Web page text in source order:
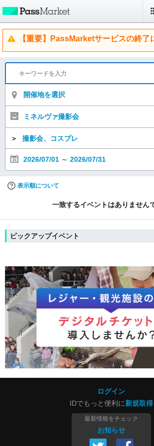
【重要】PassMarketサービスの終了
開催地を選択
ミネルヴァ撮影会
＞ 撮影会、コスプレ
2026/07/01 ～ 2026/07/31
表示順について
一致するイベントはありません
ピックアップイベント
ログイン
IDでもっと便利に新規取得
最新情報をチェック
お知らせ